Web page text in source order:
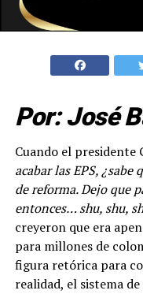
Por: José
Cuando el presidente
acabar las EPS,
de reforma. Dejo que
entonces… shu, shu,
creyeron que era
para millones de
figura retórica para
realidad, el sistema